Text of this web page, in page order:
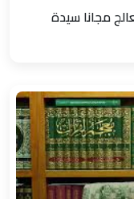
مجانا سيدة